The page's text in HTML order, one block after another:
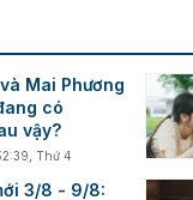
Mai Phương
có
vậy?
Thứ 4
3/8 - 9/8: